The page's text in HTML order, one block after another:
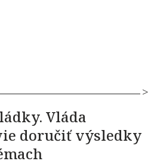
Vláda
doručiť výsledky